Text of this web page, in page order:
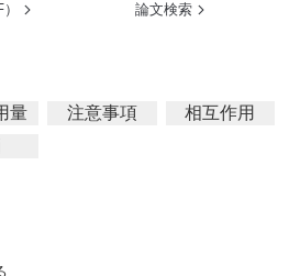
論文検索
量 注意事項
相互作用